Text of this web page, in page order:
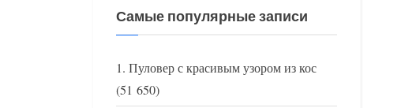
Самые популярные записи
Пуловер с красивым узором из кос
(51 650)